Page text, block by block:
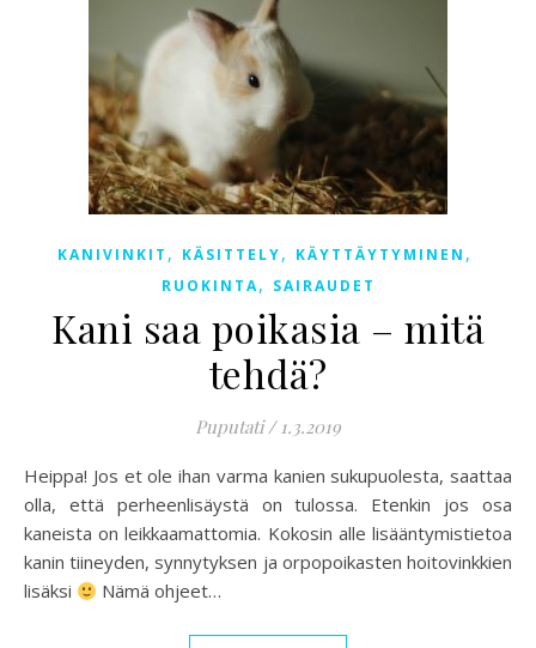
KANIVINKIT , KÄSITTELY, KÄYTTÄYTYMINEN ,
RUOKINTA, SAIRAUDET
Kani saa poikasia – mitä
tehdä?
Puputati / 1.3.2019
Heippa! Jos et ole ihan varma kanien sukupuolesta, saattaa
olla, että perheenlisäystä on tulossa. Etenkin jos osa
kaneista on leikkaamattomia. Kokosin alle lisääntymistietoa
kanin tiineyden, synnytyksen ja orpopoikasten hoitovinkkien
lisäksi
Nämä ohjeet…